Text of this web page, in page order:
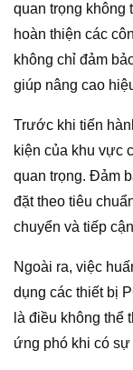
quan trọng không
hoàn thiện các
không chỉ đảm
giúp nâng cao
Trước khi tiến
kiện của khu vực
quan trọng. Đảm
đặt theo tiêu
chuyển và tiếp
Ngoài ra, việc
dụng các thiết bị
là điều không thể
ứng phó khi có sự